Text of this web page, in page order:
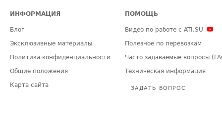
ИНФОРМАЦИЯ
Блог
Эксклюзивные материалы
Политика конфиденциальности
Общие положения
Карта сайта
ПОМОЩЬ
Видео по работе с ATI.SU
Полезное по перевозкам
Часто задаваемые вопросы
Техническая информация
ЗАДАТЬ ВОПРОС